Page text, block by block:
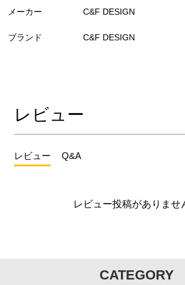
メーカー C&F DESIGN
ブランド C&F DESIGN
レビュー
レビュー Q&A
レビュー投稿がありませ
CATEGORY